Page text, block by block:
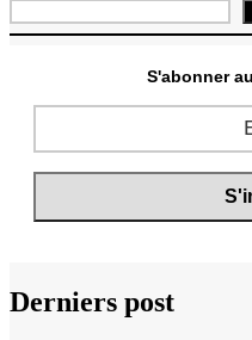
S'abonner
Derniers post